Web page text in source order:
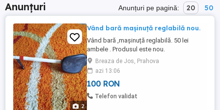
Anunțuri Anunțuri pe pagină: 20 50
2
Vând bară mașinuță reglabilă nou.
Vând bară ,mașinuță reglabilă. 50 lei
ambele . Produsul este nou.
Breaza de Jos, Prahova
azi 13:06
100 RON
Telefon validat